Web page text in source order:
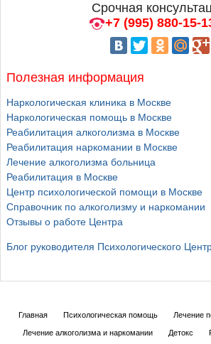
Срочная
+7 (995) 880-15-
Полезная информация
Наркологическая клиника в Москве
Наркологическая помощь в Москве
Реабилитация алкоголизма в Москве
Реабилитация наркомании в Москве
Лечение алкоголизма больница
Реабилитация в Москве
Центр психологической помощи в Москве
Справочник по алкоголизму и наркомании
Отзывы о работе Центра
Блог руководителя Психологического
Главная Психологическая помощь Лечение
Лечение алкоголизма и наркомании Детокс